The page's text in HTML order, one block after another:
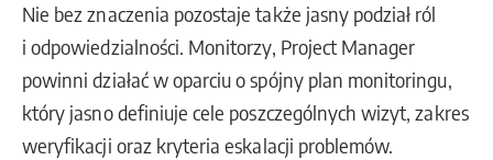
Nie bez znaczenia pozostaje także jasny podział ról
i odpowiedzialności. Monitorzy, Project Manager
powinni działać w oparciu o spójny plan monitoringu,
który jasno definiuje cele poszczególnych wizyt, zakres
weryfikacji oraz kryteria eskalacji problemów.